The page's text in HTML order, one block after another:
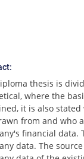
thesis is
where the
it is also
from and who
financial data.
data. The